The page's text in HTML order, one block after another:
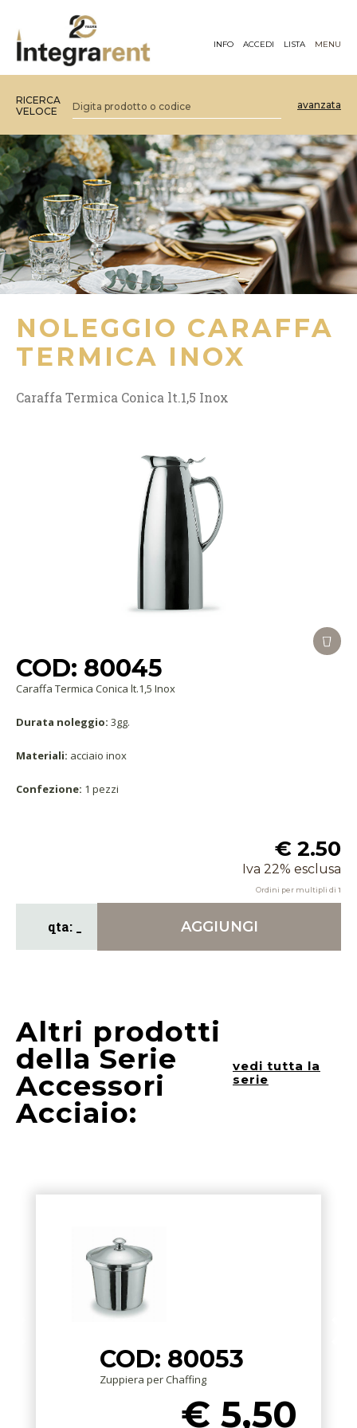
INFO ACCEDI LISTA MENU
RICERCA
VELOCE
avanzata
NOLEGGIO CARAFFA
TERMICA INOX
Caraffa Termica Conica lt.1,5 Inox
COD: 80045
Caraffa Termica Conica lt.1,5 Inox
Durata noleggio: 3gg.
Materiali: acciaio inox
Confezione: 1 pezzi
€ 2.50
Iva 22% esclusa
Ordini per multipli di 1
AGGIUNGI
Altri prodotti
della Serie
Accessori
Acciaio:
vedi tutta la
serie
COD: 80053
Zuppiera per Chaffing
€ 5,50